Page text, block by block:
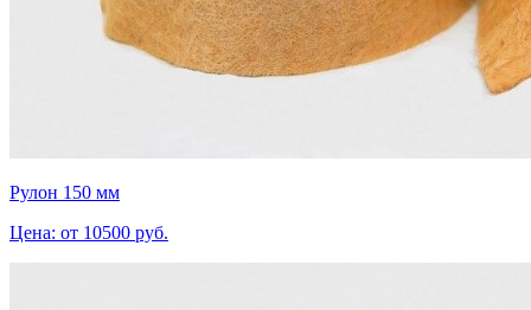
Рулон 150 мм
Цена: от 10500 руб.